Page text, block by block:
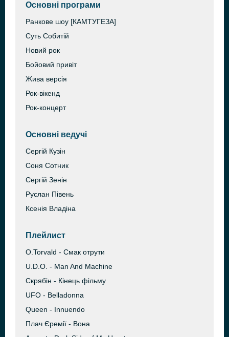
Основні програми
Ранкове шоу [КАМТУГЕЗА]
Суть Собитій
Новий рок
Бойовий привіт
Жива версія
Рок-вікенд
Рок-концерт
Основні ведучі
Сергій Кузін
Соня Сотник
Сергій Зенін
Руслан Півень
Ксенія Владіна
Плейлист
O.Torvald - Смак отрути
U.D.O. - Man And Machine
Скрябін - Кінець фільму
UFO - Belladonna
Queen - Innuendo
Плач Єремії - Вона